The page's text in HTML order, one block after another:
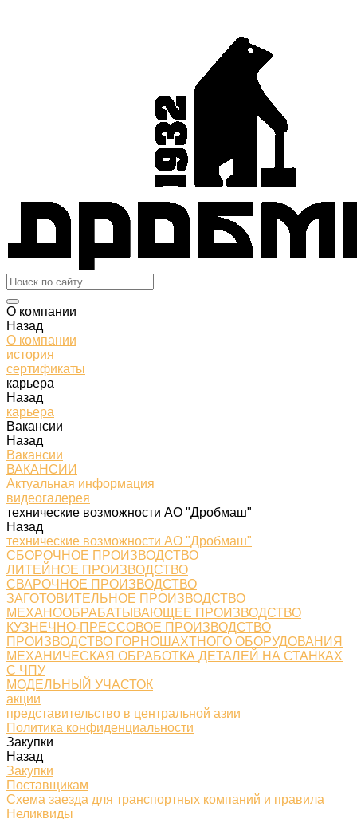
О компании
Назад
О компании
история
сертификаты
карьера
Назад
карьера
Вакансии
Назад
Вакансии
ВАКАНСИИ
Актуальная информация
видеогалерея
технические возможности АО "Дробмаш"
Назад
технические возможности АО "Дробмаш"
СБОРОЧНОЕ ПРОИЗВОДСТВО
ЛИТЕЙНОЕ ПРОИЗВОДСТВО
СВАРОЧНОЕ ПРОИЗВОДСТВО
ЗАГОТОВИТЕЛЬНОЕ ПРОИЗВОДСТВО
МЕХАНООБРАБАТЫВАЮЩЕЕ ПРОИЗВОДСТВО
КУЗНЕЧНО-ПРЕССОВОЕ ПРОИЗВОДСТВО
ПРОИЗВОДСТВО ГОРНОШАХТНОГО ОБОРУДОВАНИЯ
МЕХАНИЧЕСКАЯ ОБРАБОТКА ДЕТАЛЕЙ НА СТАНКАХ
С ЧПУ
МОДЕЛЬНЫЙ УЧАСТОК
акции
представительство в центральной азии
Политика конфиденциальности
Закупки
Назад
Закупки
Поставщикам
Схема заезда для транспортных компаний и правила
Неликвиды